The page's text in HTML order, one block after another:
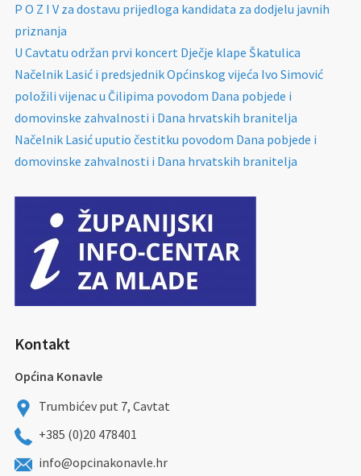
P O Z I V za dostavu prijedloga kandidata za dodjelu javnih
priznanja
U Cavtatu održan prvi koncert Dječje klape Škatulica
Načelnik Lasić i predsjednik Općinskog vijeća Ivo Simović
položili vijenac u Čilipima povodom Dana pobjede i
domovinske zahvalnosti i Dana hrvatskih branitelja
Načelnik Lasić uputio čestitku povodom Dana pobjede i
domovinske zahvalnosti i Dana hrvatskih branitelja
Kontakt
Općina Konavle
Trumbićev put 7, Cavtat
+385 (0)20 478401
info@opcinakonavle.hr